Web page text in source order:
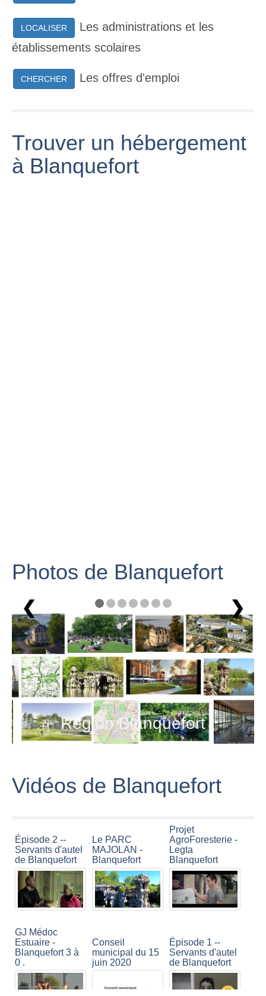
LOCALISER
Les administrations et les
établissements scolaires
CHERCHER Les offres d'emploi
Trouver un hébergement
à Blanquefort
Photos de Blanquefort
1 / 7
Région Blanquefort
❮ ❯
Vidéos de Blanquefort
Épisode 2 --
Servants d'autel
de Blanquefort
Le PARC
MAJOLAN -
Blanquefort
Projet
AgroForesterie -
Legta
Blanquefort
GJ Médoc
Estuaire -
Blanquefort 3 à
0 .
Conseil
municipal du 15
juin 2020
Épisode 1 --
Servants d'autel
de Blanquefort